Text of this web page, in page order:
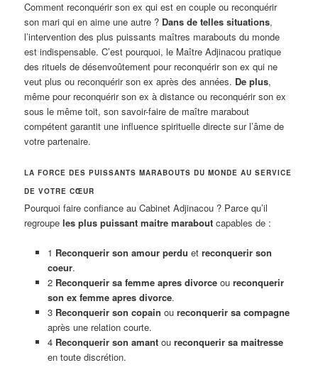
Comment reconquérir son ex qui est en couple ou reconquérir
son mari qui en aime une autre ? Dans de telles situations,
l’intervention des plus puissants maîtres marabouts du monde
est indispensable. C’est pourquoi, le Maître Adjinacou pratique
des rituels de désenvoûtement pour reconquérir son ex qui ne
veut plus ou reconquérir son ex après des années. De plus,
même pour reconquérir son ex à distance ou reconquérir son ex
sous le même toit, son savoir-faire de maître marabout
compétent garantit une influence spirituelle directe sur l’âme de
votre partenaire.
LA FORCE DES PUISSANTS MARABOUTS DU MONDE AU SERVICE
DE VOTRE CŒUR
Pourquoi faire confiance au Cabinet Adjinacou ? Parce qu’il
regroupeles plus puissant maitre marabout capables de :
1 Reconquerir son amour perdu et reconquerir son
coeur.
2 Reconquerir sa femme apres divorceou reconquerir
son ex femme apres divorce.
3 Reconquerir son copain ou reconquerir sa compagne
après une relation courte.
4 Reconquerir son amantou reconquerir sa maitresse
en toute discrétion.